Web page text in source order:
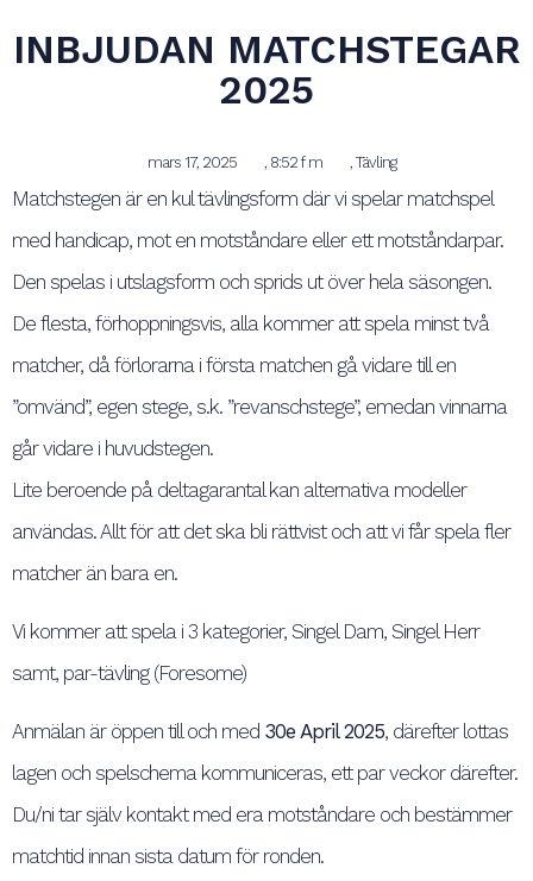
INBJUDAN MATCHSTEGAR
2025
mars 17, 2025 , 8:52 f m , Tävling
Matchstegen är en kul tävlingsform där vi spelar matchspel
med handicap, mot en motståndare eller ett motståndarpar.
Den spelas i utslagsform och sprids ut över hela säsongen.
De flesta, förhoppningsvis, alla kommer att spela minst två
matcher, då förlorarna i första matchen gå vidare till en
”omvänd”, egen stege, s.k. ”revanschstege”, emedan vinnarna
går vidare i huvudstegen.
Lite beroende på deltagarantal kan alternativa modeller
användas. Allt för att det ska bli rättvist och att vi får spela fler
matcher än bara en.
Vi kommer att spela i 3 kategorier, Singel Dam, Singel Herr
samt, par-tävling (Foresome)
Anmälan är öppen till och med 30e April 2025, därefter lottas
lagen och spelschema kommuniceras, ett par veckor därefter.
Du/ni tar själv kontakt med era motståndare och bestämmer
matchtid innan sista datum för ronden.